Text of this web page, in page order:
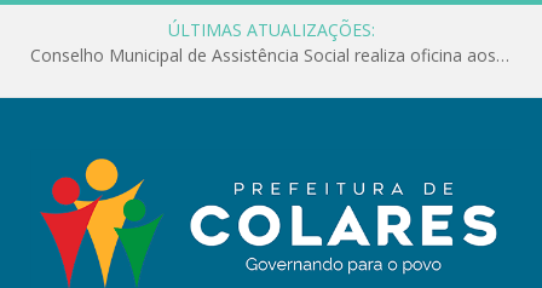
ÚLTIMAS ATUALIZAÇÕES:
Conselho Municipal de Assistência Social realiza oficina aos servidores